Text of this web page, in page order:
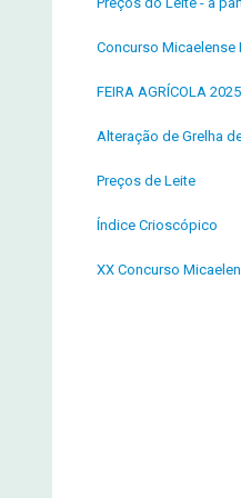
Concurso Micaelense
FEIRA AGRÍCOLA
Alteração de Grelha
Preços de Leite
Índice Crioscópico
XX Concurso